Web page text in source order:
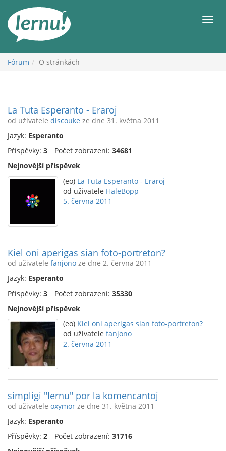
obsahu
Fórum O stránkách
La Tuta Esperanto - Eraroj
od uživatele discouke ze dne 31. května 2011
Jazyk: Esperanto
Příspěvky: 3 Počet zobrazení: 34681
Nejnovější příspěvek
(eo) La Tuta Esperanto - Eraroj
od uživatele HaleBopp
5. června 2011
Kiel oni aperigas sian foto-portreton?
od uživatele fanjono ze dne 2. června 2011
Jazyk: Esperanto
Příspěvky: 3 Počet zobrazení: 35330
Nejnovější příspěvek
(eo) Kiel oni aperigas sian foto-portreton?
od uživatele fanjono
2. června 2011
simpligi "lernu" por la komencantoj
od uživatele oxymor ze dne 31. května 2011
Jazyk: Esperanto
Příspěvky: 2 Počet zobrazení: 31716